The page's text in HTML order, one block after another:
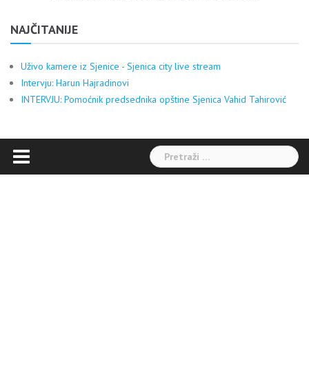
NAJČITANIJE
Uživo kamere iz Sjenice - Sjenica city live stream
Intervju: Harun Hajradinovi
INTERVJU: Pomoćnik predsednika opštine Sjenica Vahid Tahirović
Pretraga: